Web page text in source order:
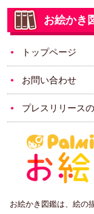
お絵かき
トップページ
お問い合わせ
プレスリリース
お絵かき図鑑は、絵の